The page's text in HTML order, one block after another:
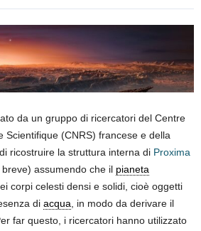
da un gruppo di ricercatori del Centre
Scientifique (CNRS) francese e della
ricostruire la struttura interna di Proxima
assumendo che il pianeta
corpi celesti densi e solidi, cioè oggetti
di acqua , in modo da derivare il
far questo, i ricercatori hanno utilizzato